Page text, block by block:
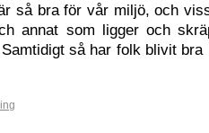
så bra för vår miljö, och
annat som ligger och
så har folk blivit